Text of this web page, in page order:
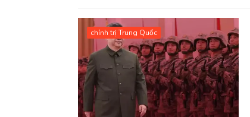
chính trị Trung Quốc